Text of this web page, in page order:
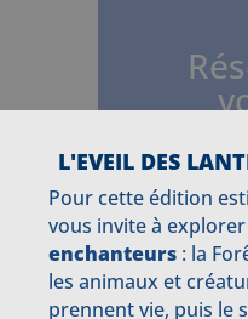
sur
– Nombre
L'EVEIL DES
Pour cette édition
vous invite à
enchanteurs : la
les animaux et
prennent vie, puis le